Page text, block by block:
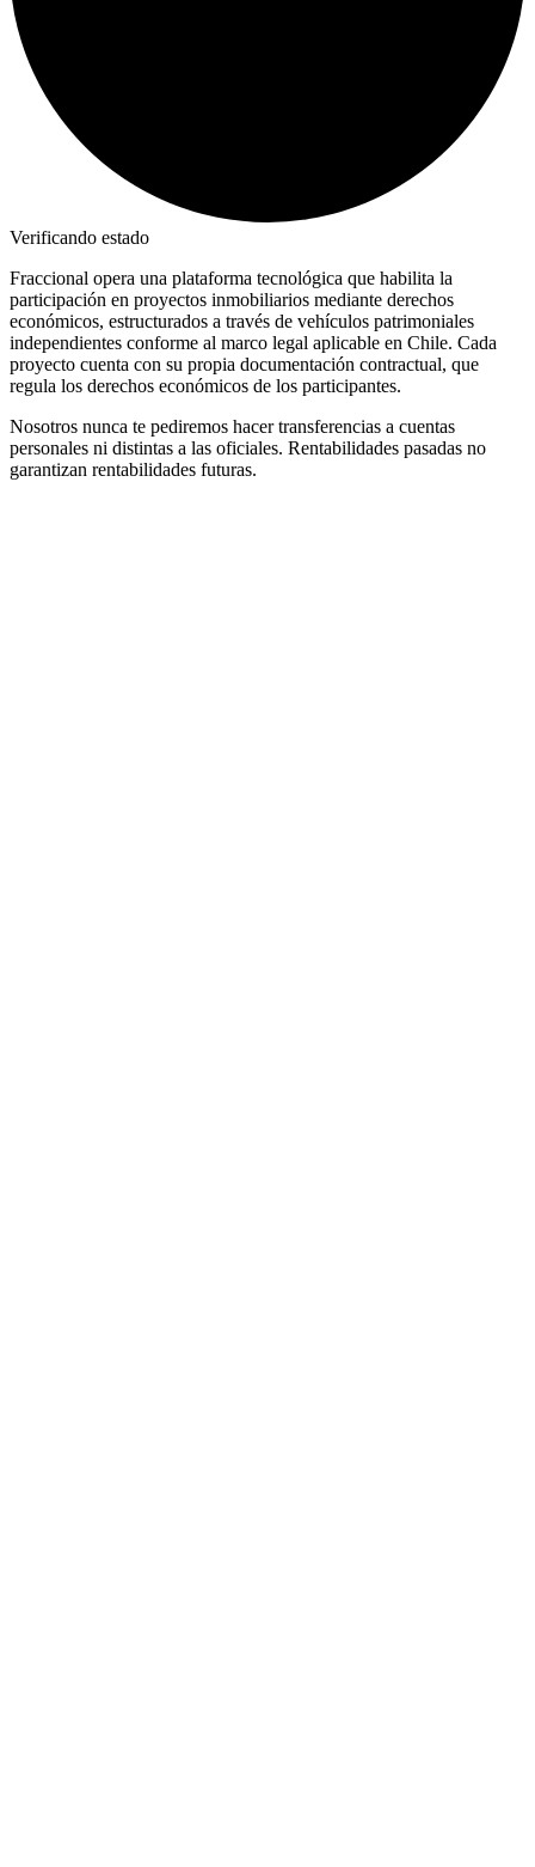
Verificando estado
Fraccional opera una plataforma tecnológica que habilita la
participación en proyectos inmobiliarios mediante derechos
económicos, estructurados a través de vehículos patrimoniales
independientes conforme al marco legal aplicable en Chile. Cada
proyecto cuenta con su propia documentación contractual, que
regula los derechos económicos de los participantes.
Nosotros nunca te pediremos hacer transferencias a cuentas
personales ni distintas a las oficiales. Rentabilidades pasadas no
garantizan rentabilidades futuras.